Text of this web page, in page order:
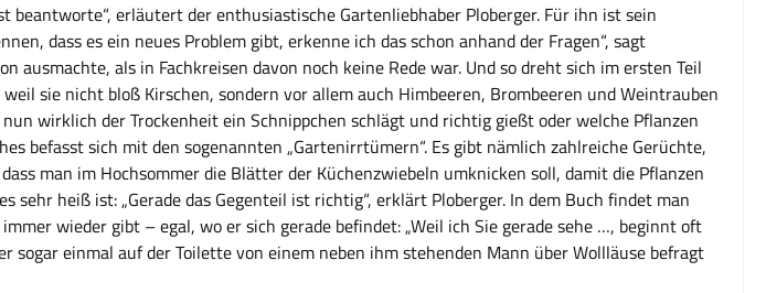
beantworte“, erläutert der enthusiastische Gartenliebhaber Ploberger. Für ihn ist sein
dass es ein neues Problem gibt, erkenne ich das schon anhand der Fragen“, sagt
als in Fachkreisen davon noch keine Rede war. Und so dreht sich im ersten Teil
sie nicht bloß Kirschen, sondern vor allem auch Himbeeren, Brombeeren und Weintrauben
wirklich der Trockenheit ein Schnippchen schlägt und richtig gießt oder welche Pflanzen
befasst sich mit den sogenannten „Gartenirrtümern“. Es gibt nämlich zahlreiche Gerüchte,
man im Hochsommer die Blätter der Küchenzwiebeln umknicken soll, damit die Pflanzen
heiß ist: „Gerade das Gegenteil ist richtig“, erklärt Ploberger. In dem Buch findet man
wieder gibt – egal, wo er sich gerade befindet: „Weil ich Sie gerade sehe …, beginnt oft
einmal auf der Toilette von einem neben ihm stehenden Mann über Wollläuse befragt